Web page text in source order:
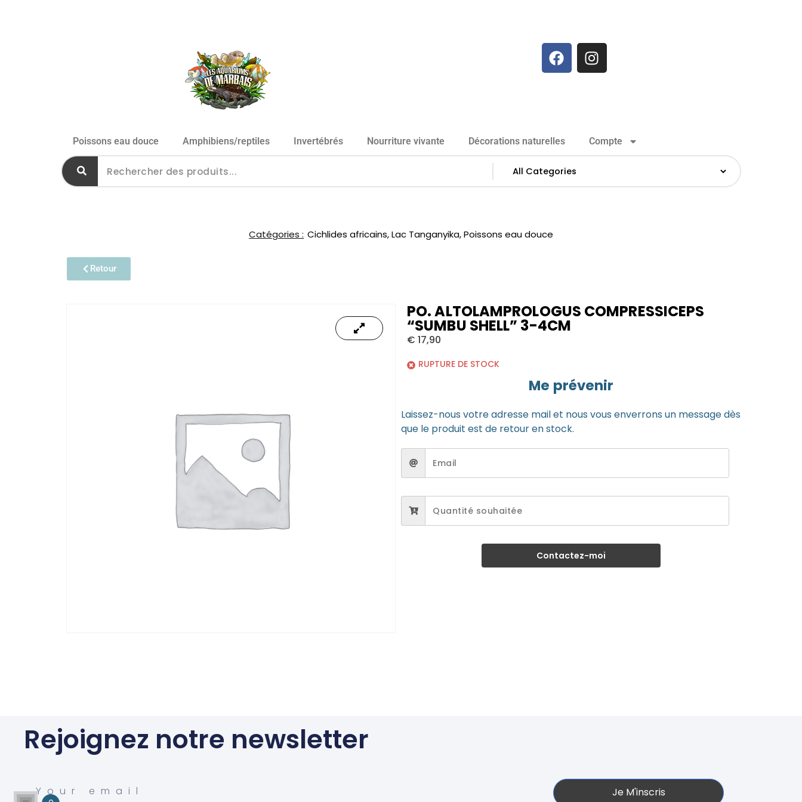
Poissons eau douce Amphibiens/reptiles Invertébrés Nourriture vivante Décorations naturelles Compte
Catégories : Cichlides africains,Lac Tanganyika,Poissons eau douce
Retour
PO. ALTOLAMPROLOGUS COMPRESSICEPS
“SUMBU SHELL” 3-4CM
€ 17,90
RUPTURE DE STOCK
Me prévenir
Laissez-nous votre adresse mail et nous vous enverrons un message dès
que le produit est de retour en stock.
Contactez-moi
Rejoignez notre newsletter
Je M'inscris